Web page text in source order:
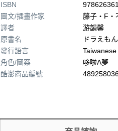
ISBN
圖文/插畫作家
藤子‧F‧
譯者
游韻馨
原書名
ドラえも
發行語言
角色/圖案
哆啦A夢
酷澎商品編號